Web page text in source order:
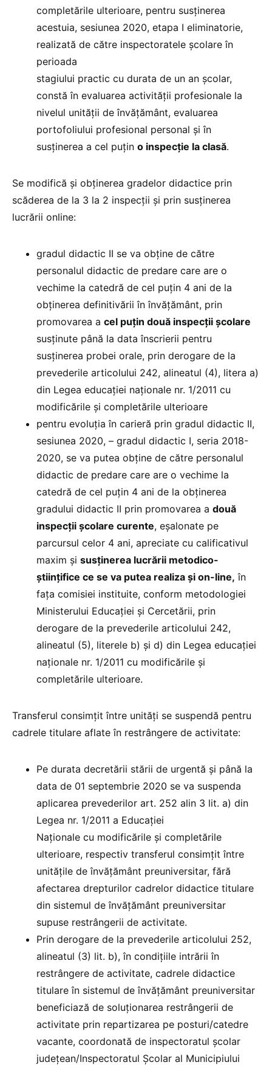
completările ulterioare, pentru susținerea
acestuia, sesiunea 2020, etapa I eliminatorie,
realizată de către inspectoratele şcolare în
perioada
stagiului practic cu durata de un an şcolar,
constă în evaluarea activităţii profesionale la
nivelul unităţii de învăţământ, evaluarea
portofoliului profesional personal şi în
susţinerea a cel puțin o inspecţie la clasă.
Se modifică și obținerea gradelor didactice prin
scăderea de la 3 la 2 inspecții și prin susținerea
lucrării online:
gradul didactic II se va obţine de către
personalul didactic de predare care are o
vechime la catedră de cel puţin 4 ani de la
obţinerea definitivării în învăţământ, prin
promovarea a cel puțin două inspecţii şcolare
susținute până la data înscrierii pentru
susținerea probei orale, prin derogare de la
prevederile articolului 242, alineatul (4), litera a)
din Legea educației naționale nr. 1/2011 cu
modificările și completările ulterioare
pentru evoluţia în carieră prin gradul didactic II,
sesiunea 2020, – gradul didactic I, seria 2018-
2020, se va putea obține de către personalul
didactic de predare care are o vechime la
catedră de cel puțin 4 ani de la obținerea
gradului didactic II prin promovarea a două
inspecţii şcolare curente, eşalonate pe
parcursul celor 4 ani, apreciate cu calificativul
maxim și susţinerea lucrării metodico-
ştiinţifice ce se va putea realiza și on-line, în
faţa comisiei instituite, conform metodologiei
Ministerului Educaţiei și Cercetării, prin
derogare de la prevederile articolului 242,
alineatul (5), literele b) și d) din Legea educației
naționale nr. 1/2011 cu modificările și
completările ulterioare.
Transferul consimțit între unități se suspendă pentru
cadrele titulare aflate în restrângere de activitate:
Pe durata decretării stării de urgentă și până la
data de 01 septembrie 2020 se va suspenda
aplicarea prevederilor art. 252 alin 3 lit. a) din
Legea nr. 1/2011 a Educației
Naționale cu modificările și completările
ulterioare, respectiv transferul consimțit între
unitățile de învățământ preuniversitar, fără
afectarea drepturilor cadrelor didactice titulare
din sistemul de învăţământ preuniversitar
supuse restrângerii de activitate.
Prin derogare de la prevederile articolului 252,
alineatul (3) lit. b), în condiţiile intrării în
restrângere de activitate, cadrele didactice
titulare în sistemul de învăţământ preuniversitar
beneficiază de soluţionarea restrângerii de
activitate prin repartizarea pe posturi/catedre
vacante, coordonată de inspectoratul şcolar
judeţean/Inspectoratul Şcolar al Municipiului